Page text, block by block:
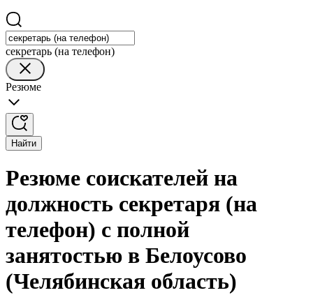
секретарь (на телефон)
Резюме
Найти
Резюме соискателей на
должность секретаря (на
телефон) с полной
занятостью в Белоусово
(Челябинская область)